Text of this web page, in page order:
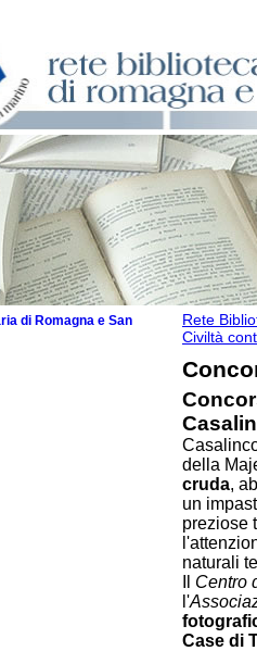
Rete
Civiltà
della
cruda,
un
preziose
naturali
Centro
l'
Case di
di Romagna e San